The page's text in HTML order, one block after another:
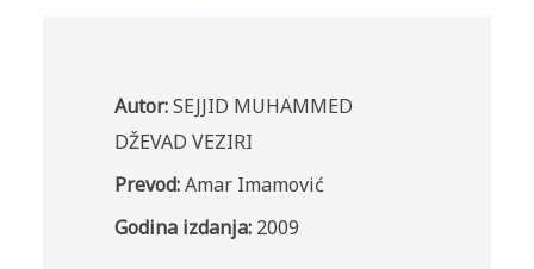
Autor:SEJJID MUHAMMED
DŽEVAD VEZIRI
Prevod:Amar Imamović
Godina izdanja: 2009